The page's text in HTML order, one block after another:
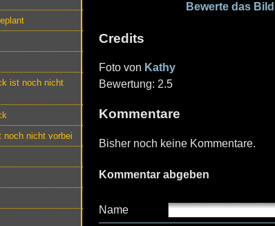
ist noch nicht
noch nicht vorbei
Bewerte das
Credits
Foto von Kathy
Bewertung: 2.5
Kommentare
Bisher noch keine Kommentare.
Kommentar abgeben
Name